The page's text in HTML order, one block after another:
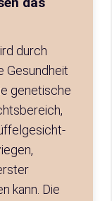
durch
Gesundheit
genetische
kann. Die